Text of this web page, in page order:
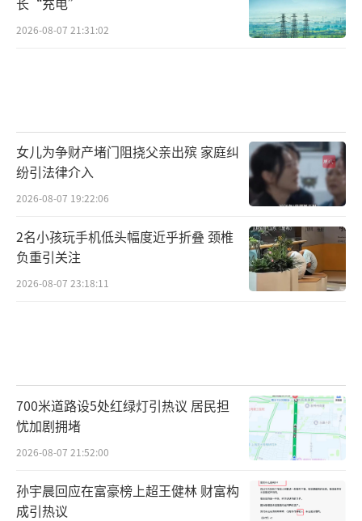
2026-08-07 21:31:02
女儿为争财产堵门阻挠父亲出殡 家庭纠
纷引法律介入
2026-08-07 19:22:06
2名小孩玩手机低头幅度近乎折叠 颈椎
负重引关注
2026-08-07 23:18:11
700米道路设5处红绿灯引热议 居民担
忧加剧拥堵
2026-08-07 21:52:00
孙宇晨回应在富豪榜上超王健林 财富构
成引热议